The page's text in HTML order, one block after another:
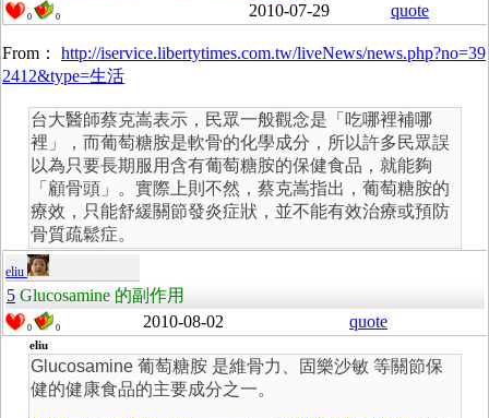
0 0 2010-07-29 quote
From： http://iservice.libertytimes.com.tw/liveNews/news.php?no=39
2412&type=生活
台大醫師蔡克嵩表示，民眾一般觀念是「吃哪裡補哪
裡」，而葡萄糖胺是軟骨的化學成分，所以許多民眾誤
以為只要長期服用含有葡萄糖胺的保健食品，就能夠
「顧骨頭」。實際上則不然，蔡克嵩指出，葡萄糖胺的
療效，只能舒緩關節發炎症狀，並不能有效治療或預防
骨質疏鬆症。
eliu
5 Glucosamine 的副作用
0 0 2010-08-02 quote
eliu
Glucosamine 葡萄糖胺 是維骨力、固樂沙敏 等關節保
健的健康食品的主要成分之一。